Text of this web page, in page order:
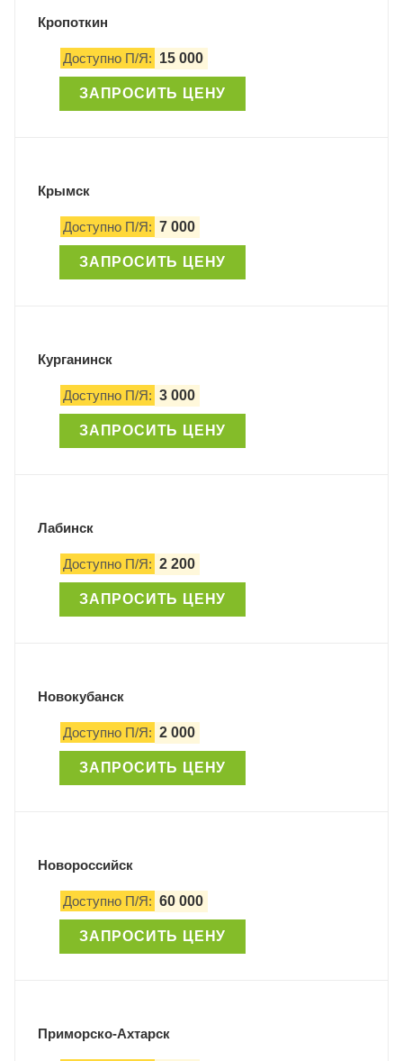
Кропоткин
Доступно П/Я: 15 000
ЗАПРОСИТЬ ЦЕНУ
Крымск
Доступно П/Я: 7 000
ЗАПРОСИТЬ ЦЕНУ
Курганинск
Доступно П/Я: 3 000
ЗАПРОСИТЬ ЦЕНУ
Лабинск
Доступно П/Я: 2 200
ЗАПРОСИТЬ ЦЕНУ
Новокубанск
Доступно П/Я: 2 000
ЗАПРОСИТЬ ЦЕНУ
Новороссийск
Доступно П/Я: 60 000
ЗАПРОСИТЬ ЦЕНУ
Приморско-Ахтарск